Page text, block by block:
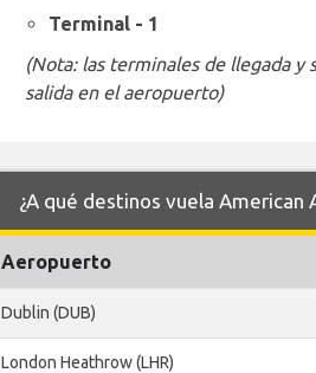
Terminal - 1
(Nota: las terminales de llegada y
salida en el aeropuerto)
¿A qué destinos vuela American
Aeropuerto
Dublin (DUB)
London Heathrow (LHR)